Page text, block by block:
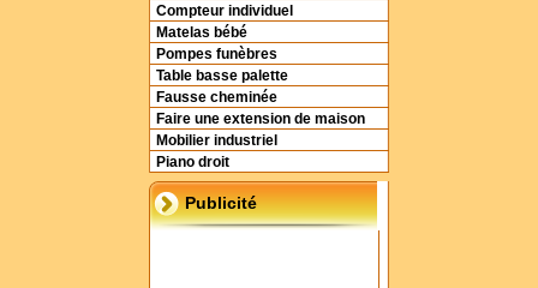
Compteur individuel
Matelas bébé
Pompes funèbres
Table basse palette
Fausse cheminée
Faire une extension de maison
Mobilier industriel
Piano droit
Publicité